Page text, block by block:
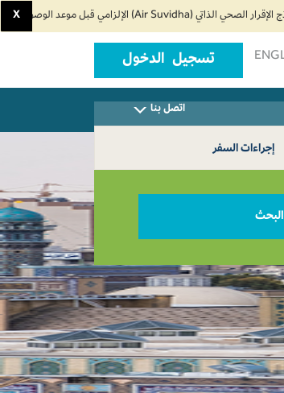
X
تسجيل الدخول
اتصل بنا
إجراءات السفر
البحث